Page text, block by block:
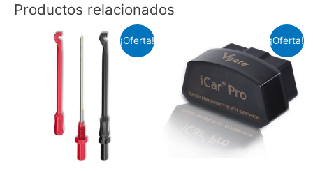
cantidad
Productos relacionados
¡Oferta! ¡Oferta!